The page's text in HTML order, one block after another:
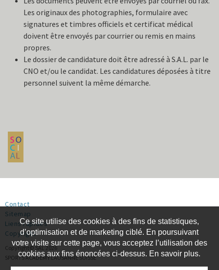
PARTENARIATS
Les originaux des photographies, formulaire avec
signatures et timbres officiels et certificat médical
doivent être envoyés par courrier ou remis en mains
propres.
Le dossier de candidature doit être adressé à S.A.L. par le
CNO et/ou le candidat. Les candidatures déposées à titre
personnel suivent la même démarche.
Contact
Sitemap
Liens rapides
Copyright
Copyright© SAL 2026
SPORTS ACADEMY LAUSANNE SUISSE
Ce site utilise des cookies à des fins de statistiques,
d’optimisation et de marketing ciblé. En poursuivant
votre visite sur cette page, vous acceptez l’utilisation des
cookies aux fins énoncées ci-dessus. En savoir plus.